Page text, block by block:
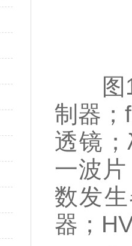
图1
制器；
透镜
一波
数发
器；